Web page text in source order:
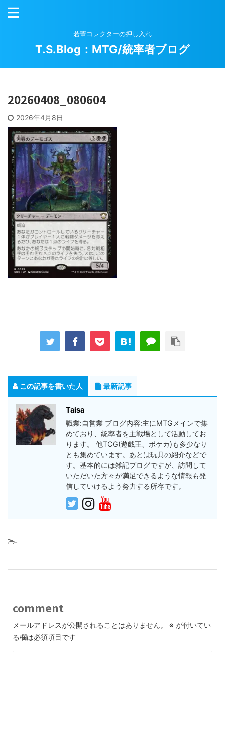
若輩コレクターの押し入れ
T.S.Blog：MTG/統率者ブログ
20260408_080604
2026年4月8日
この記事を書いた人 最新記事
Taisa
職業:自営業 ブログ内容:主にMTGメインで集
めており、統率者を主戦場として活動してお
ります。 他TCG(遊戯王、ポケカ)も多少なり
とも集めています。あとは玩具の紹介などで
す。基本的には雑記ブログですが、訪問して
いただいた方々が満足できるような情報も発
信していけるよう努力する所存です。
-
comment
メールアドレスが公開されることはありません。 ※ が付いてい
る欄は必須項目です